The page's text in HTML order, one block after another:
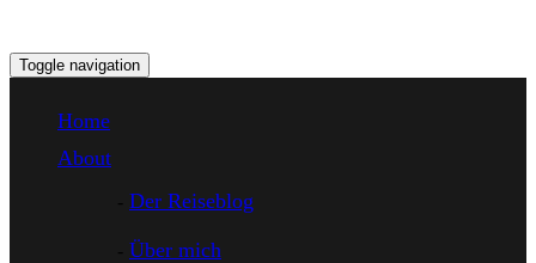
Toggle navigation
Home
About
Der Reiseblog
Über mich